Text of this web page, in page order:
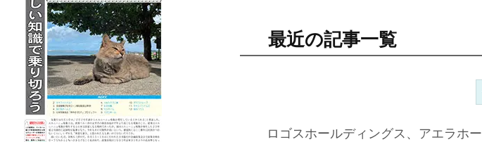
最近の記事一覧
ロゴスホールディングス、アエラホ